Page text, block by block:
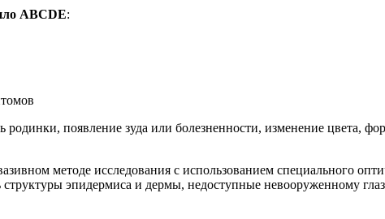
ABCDE:
появление зуда или болезненности, изменение цвета,
методе исследования с использованием специального
эпидермиса и дермы, недоступные невооруженному